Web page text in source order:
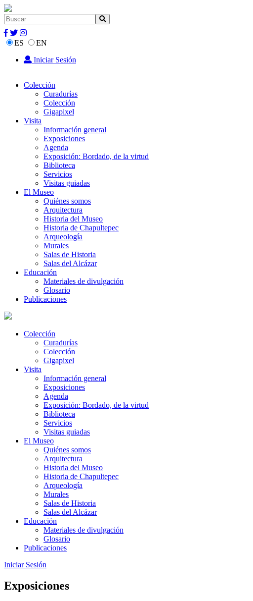
ES
EN
Iniciar Sesión
Colección
Curadurías
Colección
Gigapixel
Visita
Información general
Exposiciones
Agenda
Exposición: Bordado, de la virtud
Biblioteca
Servicios
Visitas guiadas
El Museo
Quiénes somos
Arquitectura
Historia del Museo
Historia de Chapultepec
Arqueología
Murales
Salas de Historia
Salas del Alcázar
Educación
Materiales de divulgación
Glosario
Publicaciones
Colección
Curadurías
Colección
Gigapixel
Visita
Información general
Exposiciones
Agenda
Exposición: Bordado, de la virtud
Biblioteca
Servicios
Visitas guiadas
El Museo
Quiénes somos
Arquitectura
Historia del Museo
Historia de Chapultepec
Arqueología
Murales
Salas de Historia
Salas del Alcázar
Educación
Materiales de divulgación
Glosario
Publicaciones
Iniciar Sesión
Exposiciones